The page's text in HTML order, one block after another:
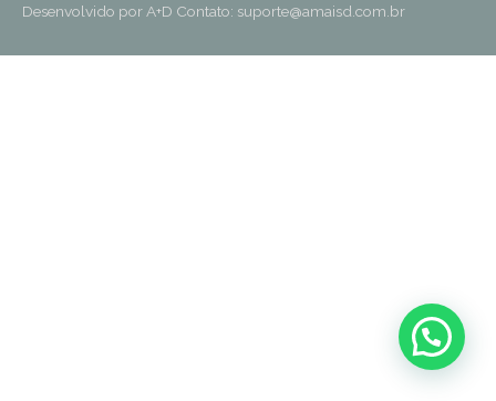
Desenvolvido por A+D Contato: suporte@amaisd.com.br